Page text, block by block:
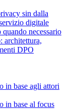
sin dalla
digitale
necessario
architettura,
DPO
in base agli attori
in base al focus